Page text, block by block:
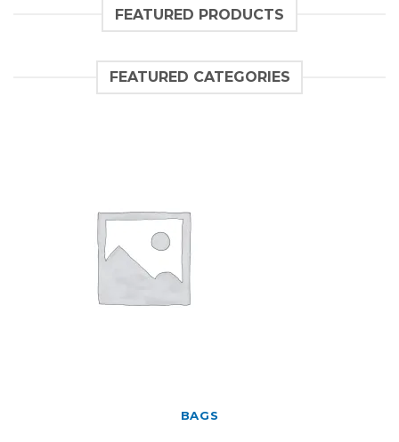
FEATURED PRODUCTS
FEATURED CATEGORIES
BAGS